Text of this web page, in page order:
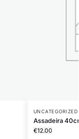
UNCATEGORIZED
Assadeira
€12.00